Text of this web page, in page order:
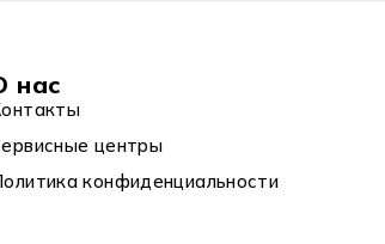
нас
центры
конфиденциальности